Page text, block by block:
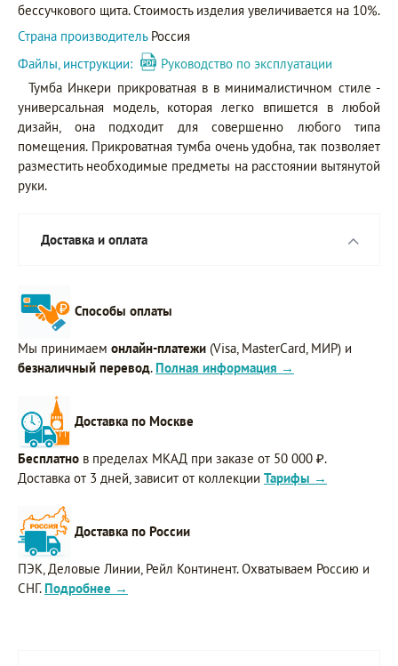
бессучкового щита. Стоимость изделия увеличивается на 10%.
Страна производитель Россия
Файлы, инструкции:
Руководство по эксплуатации
Тумба Инкери прикроватная в в минималистичном стиле -
универсальная модель, которая легко впишется в любой
дизайн, она подходит для совершенно любого типа
помещения. Прикроватная тумба очень удобна, так позволяет
разместить необходимые предметы на расстоянии вытянутой
руки.
Доставка и оплата
Способы оплаты
Мы принимаем онлайн-платежи (Visa, MasterCard, МИР) и
безналичный перевод. Полная информация →
Доставка по Москве
Бесплатно в пределах МКАД при заказе от 50 000 ₽.
Доставка от 3 дней, зависит от коллекции Тарифы →
Доставка по России
ПЭК, Деловые Линии, Рейл Континент. Охватываем Россию и
СНГ. Подробнее →